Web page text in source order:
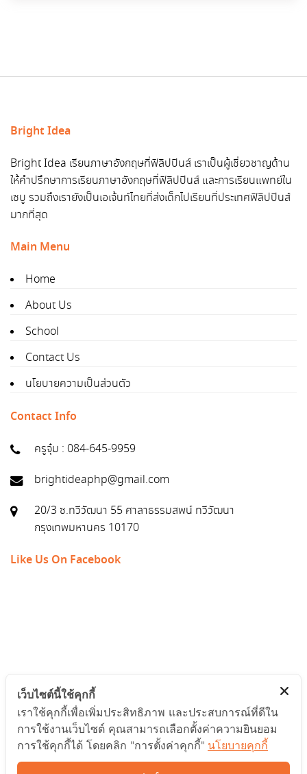
Bright Idea
Bright Idea เรียนภาษาอังกฤษที่ฟิลิปปินส์ เราเป็นผู้เชี่ยวชาญด้าน
ให้คำปรึกษาการเรียนภาษาอังกฤษที่ฟิลิปปินส์ และการเรียนแพทย์ใน
เซบู รวมถึงเรายังเป็นเอเจ้นท์ไทยที่ส่งเด็กไปเรียนที่ประเทศฟิลิปปินส์
มากที่สุด
Main Menu
Home
About Us
School
Contact Us
นโยบายความเป็นส่วนตัว
Contact Info
ครูจุ๋ม : 084-645-9959
brightideaphp@gmail.com
20/3 ซ.ทวีวัฒนา 55 ศาลาธรรมสพน์ ทวีวัฒนา
กรุงเทพมหานคร 10170
Like Us On Facebook
เว็บไซต์นี้ใช้คุกกี้
เราใช้คุกกี้เพื่อเพิ่มประสิทธิภาพ และประสบการณ์ที่ดีใน
การใช้งานเว็บไซต์ คุณสามารถเลือกตั้งค่าความยินยอม
การใช้คุกกี้ได้ โดยคลิก "การตั้งค่าคุกกี้" นโยบายคุกกี้